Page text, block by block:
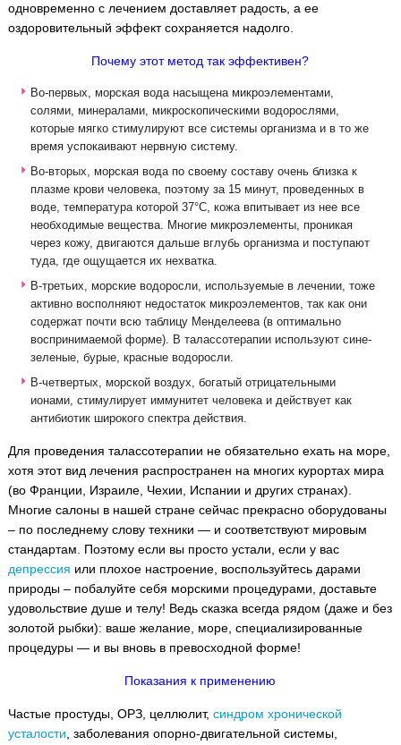
одновременно с лечением доставляет радость, а ее
оздоровительный эффект сохраняется надолго.
Почему этот метод так эффективен?
Во-первых, морская вода насыщена микроэлементами,
солями, минералами, микроскопическими водорослями,
которые мягко стимулируют все системы организма и в то же
время успокаивают нервную систему.
Во-вторых, морская вода по своему составу очень близка к
плазме крови человека, поэтому за 15 минут, проведенных в
воде, температура которой 37°С, кожа впитывает из нее все
необходимые вещества. Многие микроэлементы, проникая
через кожу, двигаются дальше вглубь организма и поступают
туда, где ощущается их нехватка.
В-третьих, морские водоросли, используемые в лечении, тоже
активно восполняют недостаток микроэлементов, так как они
содержат почти всю таблицу Менделеева (в оптимально
воспринимаемой форме). В талассотерапии используют сине-
зеленые, бурые, красные водоросли.
В-четвертых, морской воздух, богатый отрицательными
ионами, стимулирует иммунитет человека и действует как
антибиотик широкого спектра действия.
Для проведения талассотерапии не обязательно ехать на море,
хотя этот вид лечения распространен на многих курортах мира
(во Франции, Израиле, Чехии, Испании и других странах).
Многие салоны в нашей стране сейчас прекрасно оборудованы
– по последнему слову техники — и соответствуют мировым
стандартам. Поэтому если вы просто устали, если у вас
депрессия или плохое настроение, воспользуйтесь дарами
природы – побалуйте себя морскими процедурами, доставьте
удовольствие душе и телу! Ведь сказка всегда рядом (даже и без
золотой рыбки): ваше желание, море, специализированные
процедуры — и вы вновь в превосходной форме!
Показания к применению
Частые простуды, ОРЗ, целлюлит, синдром хронической
усталости , заболевания опорно-двигательной системы,